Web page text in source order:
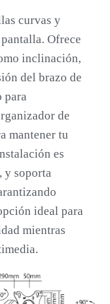
curvas y
Ofrece
inclinación,
del brazo de
para
de
mantener tu
es
y soporta
ideal para
mientras